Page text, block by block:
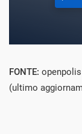
FONTE: openpolis
(ultimo